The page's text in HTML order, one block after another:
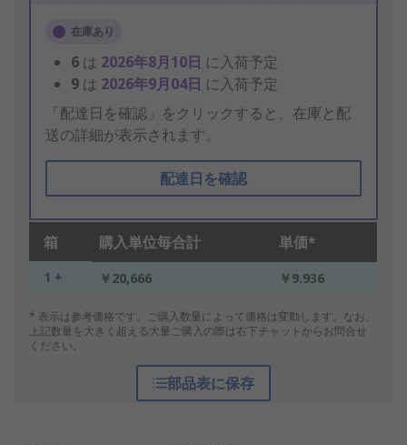
在庫あり
6 は 2026年8月10日 に入荷予定
9 は 2026年9月04日 に入荷予定
「配達日を確認」をクリックすると、在庫と配
送の詳細が表示されます。
配達日を確認
箱 購入単位毎合計 単価*
1 + ￥20,666 ￥9.936
* 表示は参考価格です。ご購入数量によって価格は変動します。なお、
上記数量を大きく超える大量ご購入の際は右下チャットからお問合せ
ください。
部品表に保存